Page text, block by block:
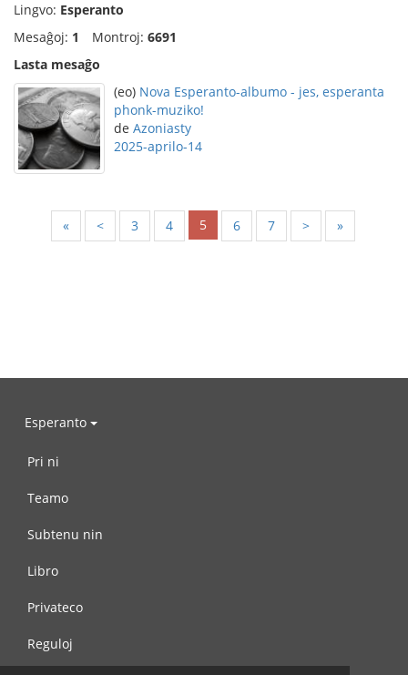
Lingvo: Esperanto
Mesaĝoj: 1 Montroj: 6691
Lasta mesaĝo
(eo) Nova Esperanto-albumo - jes, esperanta
phonk-muziko!
de Azoniasty
2025-aprilo-14
« < 3 4 5 6 7 > »
Esperanto
Pri ni
Teamo
Subtenu nin
Libro
Privateco
Reguloj